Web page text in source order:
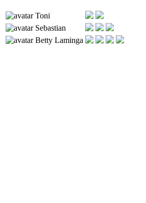
Toni
Sebastian
Betty Laminga